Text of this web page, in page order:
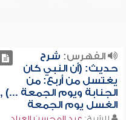
الفهرس: شرح
حديث: (أن النبي كان
يغتسل من أربع: من
الجنابة ويوم الجمعة ...) ,
الغسل يوم الجمعة